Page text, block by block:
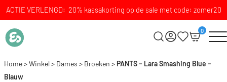
ACTIE VERLENGD: 20% kassakorting op de sale met code: zomer20
0
Home>Winkel> Dames > Broeken > PANTS – Lara Smashing Blue –
Blauw